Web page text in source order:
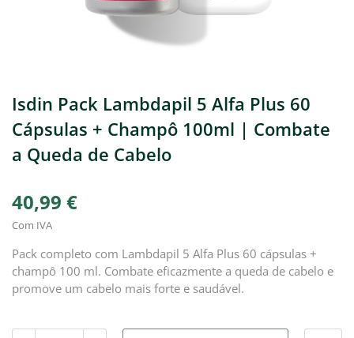
Isdin Pack Lambdapil 5 Alfa Plus 60
Cápsulas + Champô 100ml | Combate
a Queda de Cabelo
40,99 €
Com IVA
Pack completo com Lambdapil 5 Alfa Plus 60 cápsulas +
champô 100 ml. Combate eficazmente a queda de cabelo e
promove um cabelo mais forte e saudável.